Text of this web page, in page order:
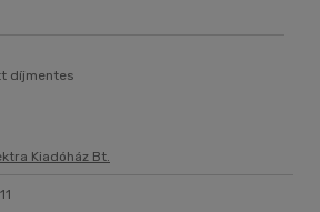
díjmentes
Kiadóház Bt.